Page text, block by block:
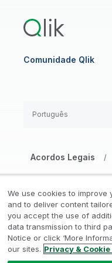
Comunidade Qlik
Acordos Legais /
Marcas
Termos de Uso /
Não compartilhe
Português
We use cookies to
and to deliver content
you accept the use of
data transmission to third
Notice or click ‘More
our sites. Privacy &